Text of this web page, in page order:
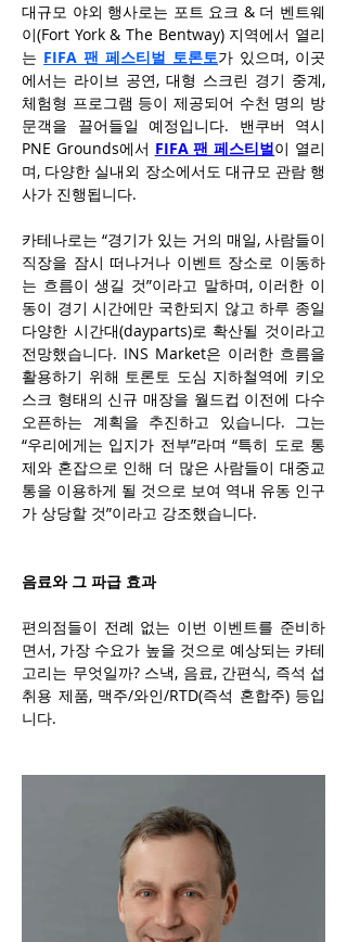
대규모 야외 행사로는 포트 요크 & 더 벤트웨
이(Fort York & The Bentway) 지역에서 열리
는 FIFA 팬 페스티벌 토론토가 있으며, 이곳
에서는 라이브 공연, 대형 스크린 경기 중계,
체험형 프로그램 등이 제공되어 수천 명의 방
문객을 끌어들일 예정입니다. 밴쿠버 역시
PNE Grounds에서 FIFA 팬 페스티벌이 열리
며, 다양한 실내외 장소에서도 대규모 관람 행
사가 진행됩니다.
카테나로는 “경기가 있는 거의 매일, 사람들이
직장을 잠시 떠나거나 이벤트 장소로 이동하
는 흐름이 생길 것”이라고 말하며, 이러한 이
동이 경기 시간에만 국한되지 않고 하루 종일
다양한 시간대(dayparts)로 확산될 것이라고
전망했습니다. INS Market은 이러한 흐름을
활용하기 위해 토론토 도심 지하철역에 키오
스크 형태의 신규 매장을 월드컵 이전에 다수
오픈하는 계획을 추진하고 있습니다. 그는
“우리에게는 입지가 전부”라며 “특히 도로 통
제와 혼잡으로 인해 더 많은 사람들이 대중교
통을 이용하게 될 것으로 보여 역내 유동 인구
가 상당할 것”이라고 강조했습니다.
음료와 그 파급 효과
편의점들이 전례 없는 이번 이벤트를 준비하
면서, 가장 수요가 높을 것으로 예상되는 카테
고리는 무엇일까? 스낵, 음료, 간편식, 즉석 섭
취용 제품, 맥주/와인/RTD(즉석 혼합주) 등입
니다.